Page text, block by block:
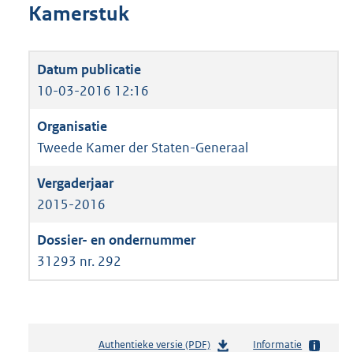
Kamerstuk
10-03-2016 12:16
Tweede Kamer der Staten-Generaal
2015-2016
31293 nr. 292
Authentieke versie (PDF)b
Informatie